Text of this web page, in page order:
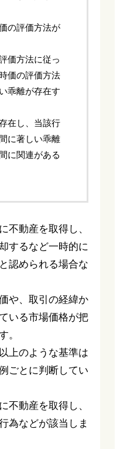
の評価方法が
価方法に従っ
価の評価方法
乖離が存在す
在し、当該行
に著しい乖離
に関連がある
不動産を取得し、
するなど一時的に
認められる場合な
や、取引の経緯か
いる市場価格が把
。
上のような基準は
ごとに判断してい
不動産を取得し、
為などが該当しま